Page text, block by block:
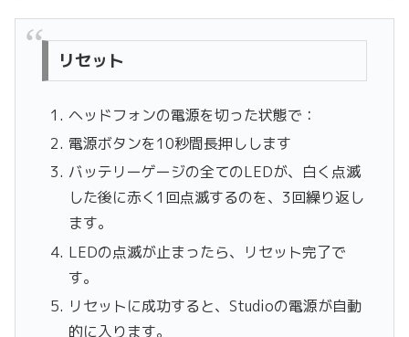
リセット
ヘッドフォンの電源を切った状態で：
電源ボタンを10秒間長押しします
バッテリーゲージの全てのLEDが、白く点滅
した後に赤く1回点滅するのを、3回繰り返し
ます。
LEDの点滅が止まったら、リセット完了で
す。
リセットに成功すると、Studioの電源が自動
的に入ります。